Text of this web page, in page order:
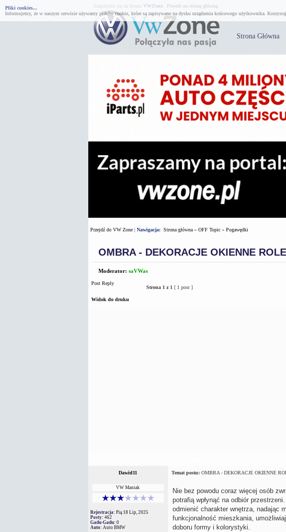
Pliki cookies...
Informujemy, że w naszym serwisie używamy plików cookie, które są zapisywane na dysku urządzenia końcowego użytkownika.
Znajdujesz się na forum VWZone. Powrót na stronę główną.
Strona Główna
Przejdź do VW Zone| Nawigacja: Strona główna» OFF Topic» Pogawędki
OMBRA - DEKORACJE OKIENNE
Moderator: saVWas
Post Reply
Strona 1 z 1 [ 1 post ]
Widok do druku
Dawid11 Temat postu:OMBRA - DEKORACJE OKIENNE
VW Maniak
Rejestracja: Pią 18 Lip, 2025
Posty: 462
Gadu-Gadu: 0
Auto: Auto BMW
Nie bez powodu coraz więcej osób
potrafią wpłynąć na odbiór
odmienić charakter wnętrza, nadając
funkcjonalność mieszkania,
doboru formy i kolorystyki.